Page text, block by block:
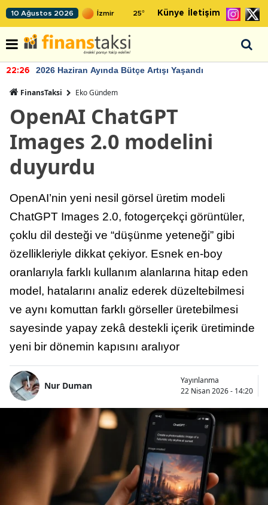
10 Ağustos 2026 25° Künye İletişim
22:26 2026 Haziran Ayında Bütçe Artışı Yaşandı
FinansTaksi Eko Gündem
OpenAI ChatGPT
Images 2.0 modelini
duyurdu
OpenAI’nin yeni nesil görsel üretim modeli
ChatGPT Images 2.0, fotogerçekçi görüntüler,
çoklu dil desteği ve “düşünme yeteneği” gibi
özellikleriyle dikkat çekiyor. Esnek en-boy
oranlarıyla farklı kullanım alanlarına hitap eden
model, hatalarını analiz ederek düzeltebilmesi
ve aynı komuttan farklı görseller üretebilmesi
sayesinde yapay zekâ destekli içerik üretiminde
yeni bir dönemin kapısını aralıyor
Nur Duman
Yayınlanma
22 Nisan 2026 - 14:20